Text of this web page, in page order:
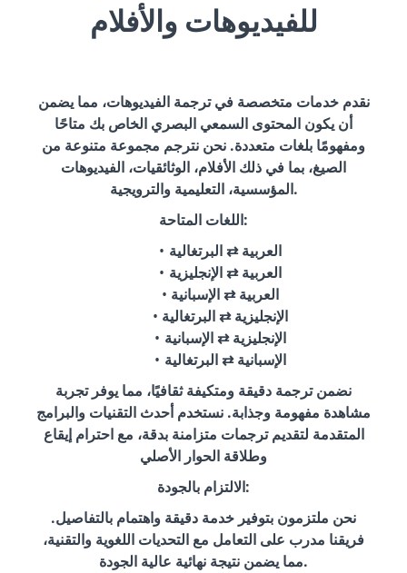
للفيديوهات والأفلام
نقدم خدمات متخصصة في ترجمة الفيديوهات، مما يضمن
أن يكون المحتوى السمعي البصري الخاص بك متاحًا
ومفهومًا بلغات متعددة. نحن نترجم مجموعة متنوعة من
الصيغ، بما في ذلك الأفلام، الوثائقيات، الفيديوهات
المؤسسية، التعليمية والترويجية.
اللغات المتاحة:
العربية ⇄ البرتغالية
العربية ⇄ الإنجليزية
العربية ⇄ الإسبانية
الإنجليزية ⇄ البرتغالية
الإنجليزية ⇄ الإسبانية
الإسبانية ⇄ البرتغالية
نضمن ترجمة دقيقة ومتكيفة ثقافيًا، مما يوفر تجربة
مشاهدة مفهومة وجذابة. نستخدم أحدث التقنيات والبرامج
المتقدمة لتقديم ترجمات متزامنة بدقة، مع احترام إيقاع
وطلاقة الحوار الأصلي
الالتزام بالجودة:
نحن ملتزمون بتوفير خدمة دقيقة واهتمام بالتفاصيل.
فريقنا مدرب على التعامل مع التحديات اللغوية والتقنية،
مما يضمن نتيجة نهائية عالية الجودة.